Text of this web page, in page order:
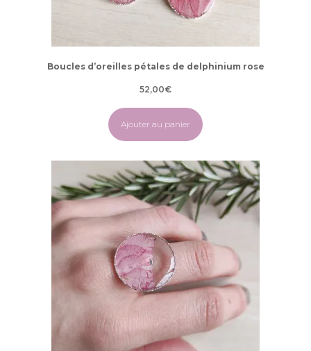
Boucles d’oreilles pétales de delphinium rose
52,00€
Ajouter au panier